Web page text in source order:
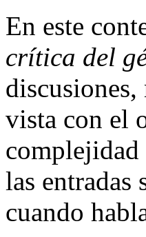
En este
crítica del
vista con el
complejidad
las entradas
cuando